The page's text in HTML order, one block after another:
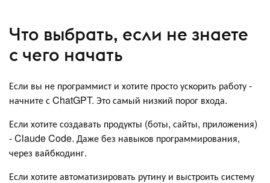
Что выбрать, если не знаете
с чего начать
Если вы не программист и хотите просто ускорить работу -
начните с ChatGPT. Это самый низкий порог входа.
Если хотите создавать продукты (боты, сайты, приложения)
- Claude Code. Даже без навыков программирования,
через вайбкодинг.
Если хотите автоматизировать рутину и выстроить систему